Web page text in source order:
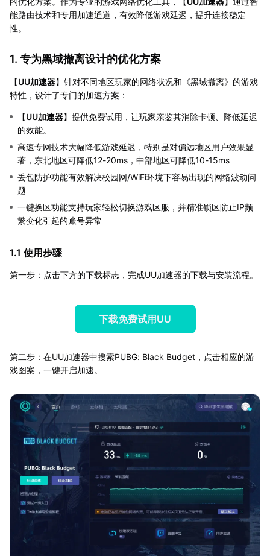
能路由技术和专用加速通道，有效降低游戏延迟，提升连接稳定
性。
1. 专为黑域撤离设计的优化方案
【UU加速器】针对不同地区玩家的网络状况和《黑域撤离》的游戏
特性，设计了专门的加速方案：
【UU加速器】提供免费试用，让玩家亲鉴其消除卡顿、降低延迟
的效能。
高速专网技术大幅降低游戏延迟，特别是对偏远地区用户效果显
著，东北地区可降低12-20ms，中部地区可降低10-15ms
丢包防护功能有效解决校园网/WiFi环境下容易出现的网络波动问
题
一键换区功能支持玩家轻松切换游戏区服，并精准锁区防止IP频
繁变化引起的账号异常
1.1 使用步骤
第一步：点击下方的下载标志，完成UU加速器的下载与安装流程。
下载免费试用UU
第二步：在UU加速器中搜索PUBG: Black Budget，点击相应的游
戏图案，一键开启加速。